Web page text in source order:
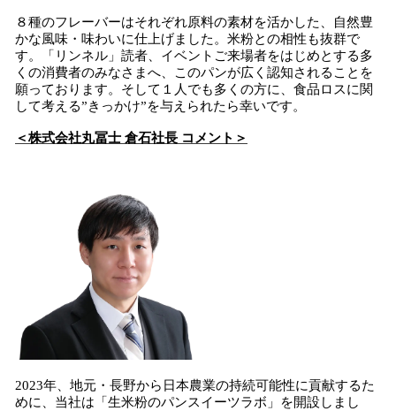
８種のフレーバーはそれぞれ原料の素材を活かした、自然豊
かな風味・味わいに仕上げました。​米粉との相性も抜群で
す。「リンネル」読者、イベントご来場者をはじめとする多
くの消費者のみなさまへ、このパンが広く認知されることを
願っております。そして１人でも多くの方に、食品ロスに関
して考える”きっかけ”を与えられたら幸いです。
＜株式会社丸冨士 倉石社長 コメント＞
2023年、地元・長野から日本農業の持続可能性に貢献するた
めに、当社は「生米粉のパンスイーツラボ」を開設しまし